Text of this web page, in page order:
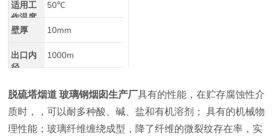
适用工
作温度
50℃
壁厚 10mm
出口内
径
1000m
脱硫塔烟道 玻璃钢烟囱生产厂具有的性能，在贮存腐蚀性介
质时，，可以耐多种酸、碱、盐和有机溶剂； 具有的机械物
理性能；玻璃纤维缠绕成型，降了纤维的微裂纹存在率，实